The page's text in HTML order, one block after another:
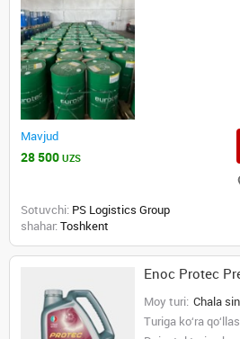
Mavjud
28 500 UZS
Sotuvchi: PS Logistics Group
shahar: Toshkent
Enoc Protec
Moy turi: Chala
Turiga ko‘ra